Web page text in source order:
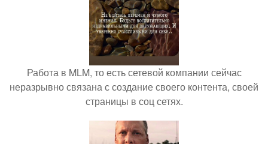
Работа в MLM, то есть сетевой компании сейчас
неразрывно связана с создание своего контента, своей
страницы в соц сетях.